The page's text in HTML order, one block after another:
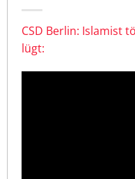
CSD Berlin: Islamist
lügt: